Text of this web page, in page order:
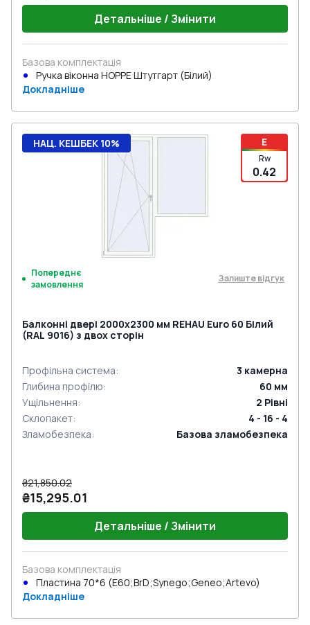
Детальніше / Змінити
Базова комплектація
Ручка віконна HOPPE Штутгарт (Білий)
Докладніше
E
Rw
0.42
НАЦ. КЕШБЕК 10%
Попереднє
замовлення
Залиште відгук
Балконні двері 2000x2300 мм REHAU Euro 60 Білий
(RAL 9016) з двох сторін
Профільна система: 3 камерна
Глибина профілю: 60 мм
Ущільнення: 2 Рівні
Склопакет:
4 - 16 - 4
Зламобезпека: Базова зламобезпека
₴21,850.02
₴15,295.01
Детальніше / Змінити
Базова комплектація
Пластина 70*6 (E60;BrD;Synego;Geneo;Artevo)
Докладніше